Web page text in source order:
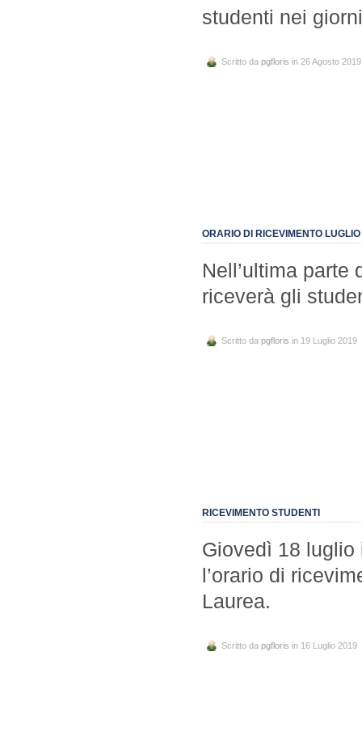
studenti nei
Scritto da pgfloris in 26 Agosto 2019
ORARIO DI RICEVIMENTO
Nell’ultima
riceverà gli
Scritto da pgfloris in 19 Luglio 2019
RICEVIMENTO STUDENTI
Giovedì 18 luglio
l’orario di
Laurea.
Scritto da pgfloris in 16 Luglio 2019